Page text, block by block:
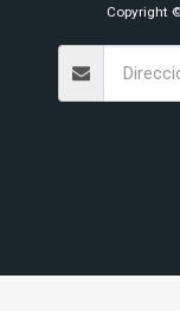
Copyright